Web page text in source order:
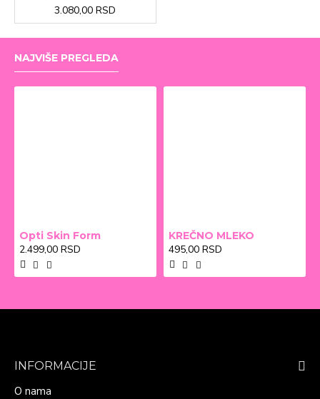
3.080,00 RSD
NAJVIŠE PREGLEDA
Opti Skin Form
2.499,00 RSD
KREČNO MLEKO
495,00 RSD
INFORMACIJE
O nama